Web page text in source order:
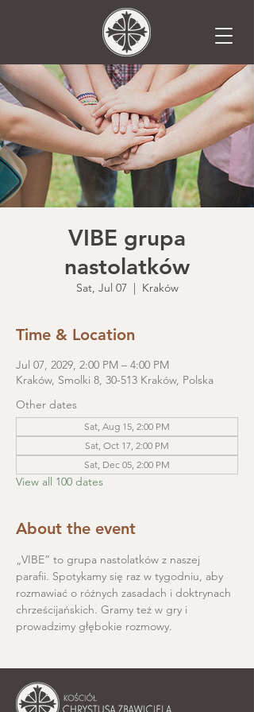
VIBE grupa
nastolatków
Sat, Jul 07
  |
Kraków
Time & Location
Jul 07, 2029, 2:00 PM – 4:00 PM
Kraków, Smolki 8, 30-513 Kraków, Polska
Other dates
Sat, Aug 15, 2:00 PM
Sat, Oct 17, 2:00 PM
Sat, Dec 05, 2:00 PM
View all 100 dates
About the event
„VIBE” to grupa nastolatków z naszej
parafii. Spotykamy się raz w tygodniu, aby
rozmawiać o różnych zasadach i doktrynach
chrześcijańskich. Gramy też w gry i
prowadzimy głębokie rozmowy.